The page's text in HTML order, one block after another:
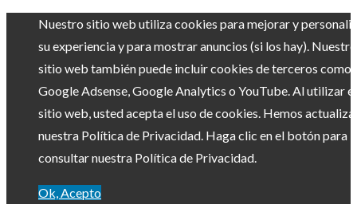
Nuestro sitio web utiliza cookies para mejorar y
su experiencia y para mostrar anuncios (si los hay). Nuestro
sitio web también puede incluir cookies de terceros como
Google Adsense, Google Analytics o YouTube. Al utilizar el
sitio web, usted acepta el uso de cookies. Hemos
nuestra Política de Privacidad. Haga clic en el botón para
consultar nuestra Política de Privacidad.
Ok, Acepto